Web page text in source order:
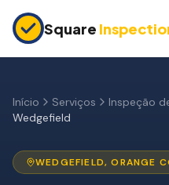
Square
Inspeção Pré-Compra
Construção Nova
Garantia 11 Meses
Início Serviços
Inspeção
Wedgefield
WEDGEFIELD,ORANGE